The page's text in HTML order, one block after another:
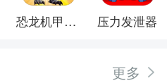
恐龙机甲射手 压力发泄器
更多